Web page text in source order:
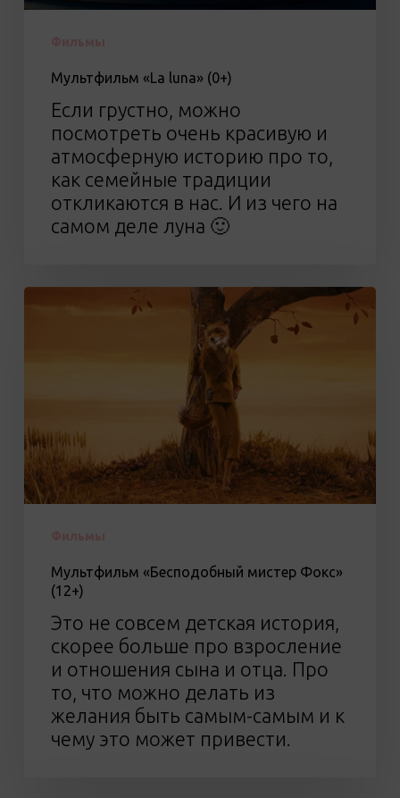
Мультфильм «La luna» (0+)
Если грустно, можно
посмотреть очень красивую и
атмосферную историю про то,
как семейные традиции
откликаются в нас. И из чего на
самом деле луна 🙂
Мультфильм
«Бесподобный
Мультфильм «Бесподобный мистер Фокс»
(12+)
Это не совсем детская история,
скорее больше про взросление
и отношения сына и отца. Про
то, что можно делать из
желания быть самым-самым и к
чему это может привести.